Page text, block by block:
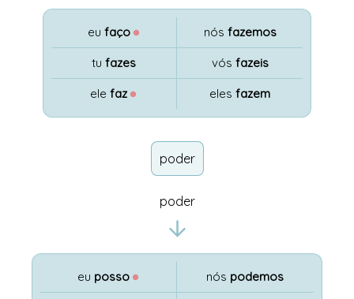
eu faço ●
tu fazes
elefaz ●
nós fazemos
vós fazeis
elesfazem
poder
poder
eu posso ● nós podemos